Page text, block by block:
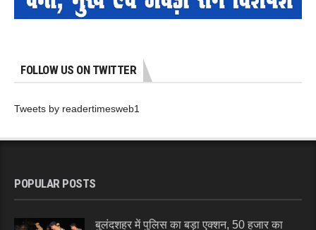
FOLLOW US ON TWITTER
Tweets by readertimesweb1
POPULAR POSTS
बुलंदशहर में पुलिस का बड़ा एक्शन, 50 हजार का